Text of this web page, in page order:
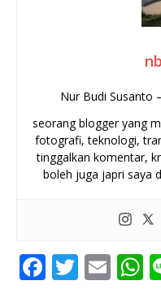
Nur Budi Susanto –
seorang blogger yang
fotografi, teknologi,
tinggalkan komentar,
boleh juga japri saya
F T E